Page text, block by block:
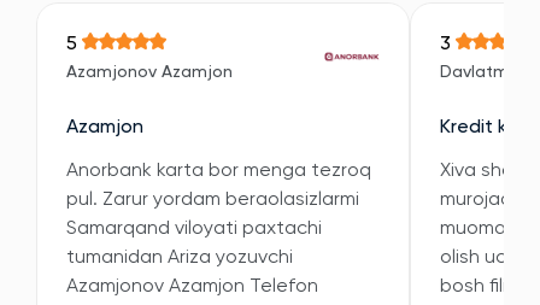
5
Azamjonov Azamjon
Azamjon
Anorbank karta bor menga tezroq
pul. Zarur yordam beraolasizlarmi
Samarqand viloyati paxtachi
tumanidan Ariza yozuvchi
Azamjonov Azamjon Telefon
3
Kredit
Xiva
murojaat
muomala
olish
bosh filial